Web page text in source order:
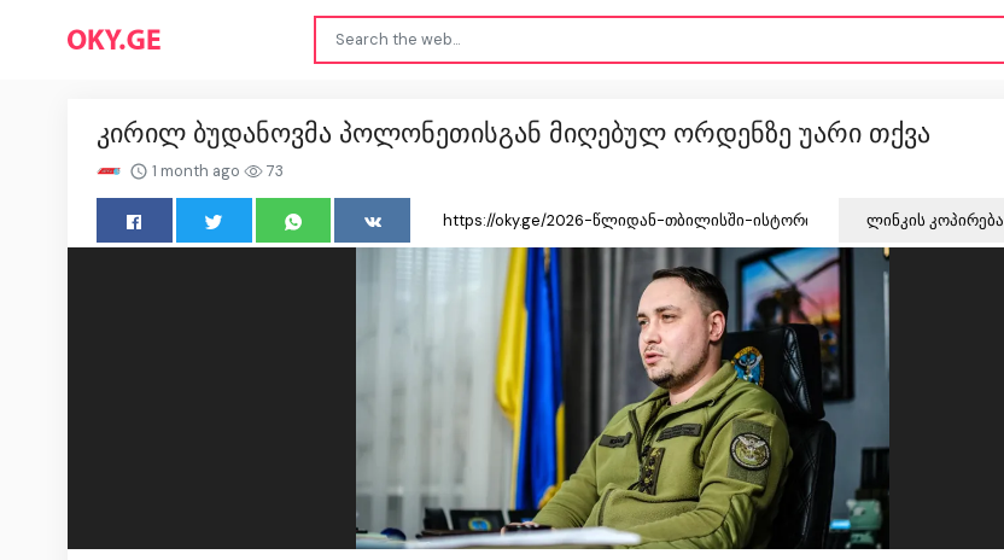
კირილ ბუდანოვმა პოლონეთისგან მიღებულ ორდენზე უარი თქვა
1 month ago 73
ლინკის კოპირება